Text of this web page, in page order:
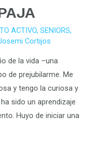
ACTIVO,SENIORS,
Cortijos
de la vida –una
de prejubilarme. Me
y tengo la curiosa y
sido un aprendizaje
Huyo de iniciar una